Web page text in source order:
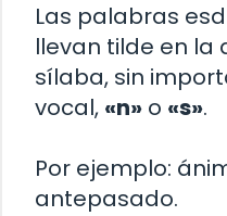
Las palabras
llevan tilde en la
sílaba, sin
vocal, «n» o «s».
Por ejemplo:
antepasado.